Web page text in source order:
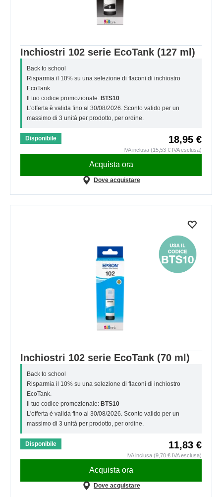
Inchiostri 102 serie EcoTank (127 ml)
Back to school
Risparmia il 10% su una selezione di flaconi di inchiostro
EcoTank.
Il tuo codice promozionale: BTS10
L'offerta è valida fino al 30/08/2026. Sconto valido per un
massimo di 3 unità per prodotto, per ordine.
Disponibile 18,95 €
IVA inclusa (15,53 € IVA esclusa)
Acquista ora
Dove acquistare
Inchiostri 102 serie EcoTank (70 ml)
Back to school
Risparmia il 10% su una selezione di flaconi di inchiostro
EcoTank.
Il tuo codice promozionale: BTS10
L'offerta è valida fino al 30/08/2026. Sconto valido per un
massimo di 3 unità per prodotto, per ordine.
Disponibile 11,83 €
IVA inclusa (9,70 € IVA esclusa)
Acquista ora
Dove acquistare